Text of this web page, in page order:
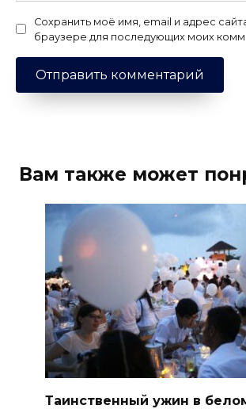
Сохранить моё имя, email и адрес
браузере для последующих моих
Вам также может
Таинственный ужин в